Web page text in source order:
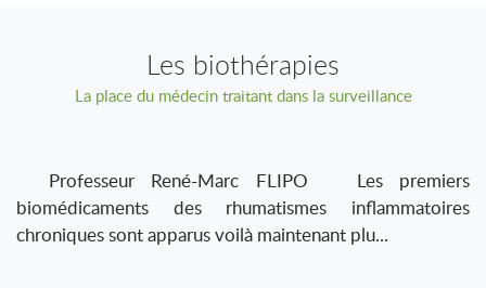
Les biothérapies
La place du médecin traitant dans la surveillance
Professeur René-Marc FLIPO Les premiers
biomédicaments des rhumatismes inflammatoires
chroniques sont apparus voilà maintenant plu...